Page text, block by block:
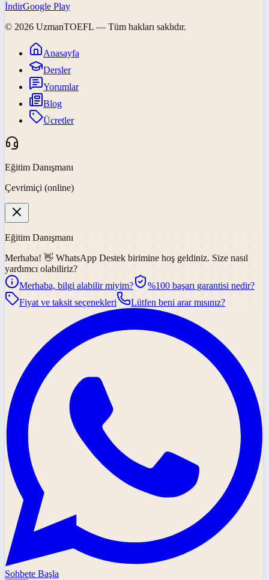
İndirGoogle Play
© 2026 UzmanTOEFL — Tüm hakları saklıdır.
Anasayfa
Dersler
Yorumlar
Blog
Ücretler
Eğitim Danışmanı
Çevrimiçi (online)
Eğitim Danışmanı
Merhaba! 👋 WhatsApp Destek birimine hoş geldiniz. Size nasıl
yardımcı olabiliriz?
Merhaba, bilgi alabilir miyim?
%100 başarı garantisi nedir?
Fiyat ve taksit seçenekleri
Lütfen beni arar mısınız?
Sohbete Başla